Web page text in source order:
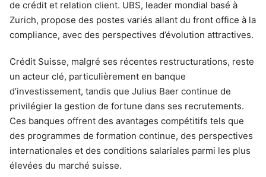
de crédit et relation client. UBS, leader mondial basé à
Zurich, propose des postes variés allant du front office à la
compliance, avec des perspectives d’évolution attractives.
Crédit Suisse, malgré ses récentes restructurations, reste
un acteur clé, particulièrement en banque
d’investissement, tandis que Julius Baer continue de
privilégier la gestion de fortune dans ses recrutements.
Ces banques offrent des avantages compétitifs tels que
des programmes de formation continue, des perspectives
internationales et des conditions salariales parmi les plus
élevées du marché suisse.